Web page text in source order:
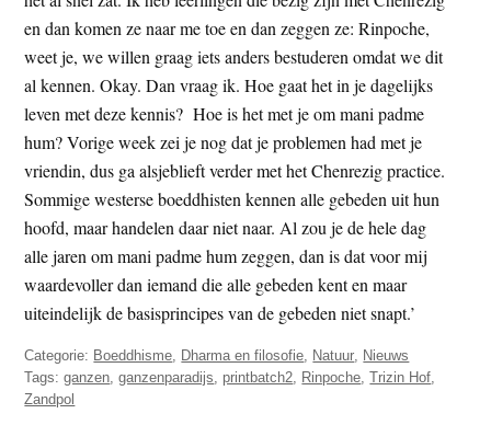
en dan komen ze naar me toe en dan zeggen ze: Rinpoche,
weet je, we willen graag iets anders bestuderen omdat we dit
al kennen. Okay. Dan vraag ik. Hoe gaat het in je dagelijks
leven met deze kennis? Hoe is het met je om mani padme
hum? Vorige week zei je nog dat je problemen had met je
vriendin, dus ga alsjeblieft verder met het Chenrezig practice.
Sommige westerse boeddhisten kennen alle gebeden uit hun
hoofd, maar handelen daar niet naar. Al zou je de hele dag
alle jaren om mani padme hum zeggen, dan is dat voor mij
waardevoller dan iemand die alle gebeden kent en maar
uiteindelijk de basisprincipes van de gebeden niet snapt.’
Categorie: Boeddhisme Dharma en filosofie Natuur Nieuws
Tags:ganzen ,ganzenparadijs printbatch2 Rinpoche ,Trizin Hof
Zandpol